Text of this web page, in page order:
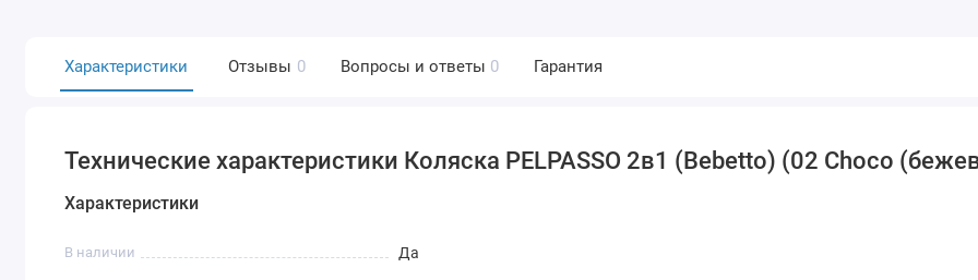
Характеристики Отзывы 0 Вопросы и ответы 0 Гарантия
Технические характеристики Коляска PELPASSO 2в1 (Bebetto) (02 Choco
Характеристики
В наличии Да